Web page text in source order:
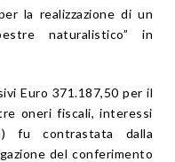
la realizzazione di un
naturalistico” in
Euro 371.187,50 per il
oneri fiscali, interessi
fu contrastata dalla
del conferimento